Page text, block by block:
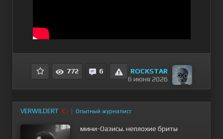
772 6
ROCKSTAR
6 июня 2026
VERWILDERT Опытный журналист
мини-Оазисы. неплохие бриты